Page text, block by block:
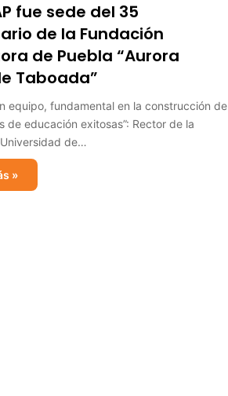
fue sede del 35
de la Fundación
de Puebla “Aurora
Taboada”
equipo, fundamental en la construcción de
de educación exitosas”: Rector de la
de…
»